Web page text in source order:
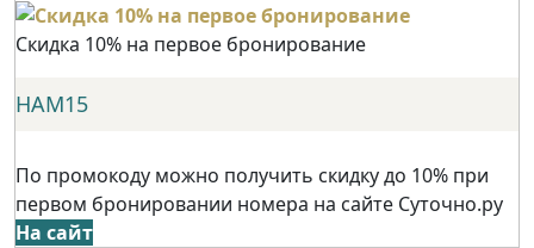
Скидка 10% на первое бронирование
НАМ15
По промокоду можно получить скидку до 10% при
первом бронировании номера на сайте Суточно.ру
На сайт